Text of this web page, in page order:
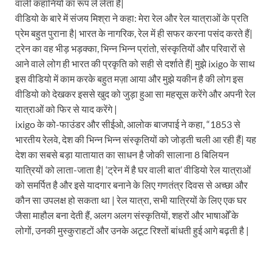
वाली कहानियों का रूप ले लेता है|
वीडियो के बारे में संजय मिश्रा ने कहा: मेरा रेल और रेल यात्राओं के प्रति
प्रेम बहुत पुराना है| भारत के नागरिक, रेल में ही सफर करना पसंद करते हैं|
ट्रेन का वह भीड़ भड़क्का, भिन्न भिन्न प्रांतो, संस्कृतियों और परिवारों से
आने वाले लोग ही भारत की प्रकृति को सही से दर्शाते हैं| मुझे ixigo के साथ
इस वीडियो में काम करके बहुत मज़ा आया और मुझे यकीन है की लोग इस
वीडियो को देखकर इससे खुद को जुड़ा हुआ सा महसूस करेंगे और अपनी रेल
यात्राओं को फिर से याद करेंगे |
ixigo के को-फाउंडर और सीईओ, आलोक बाजपाई ने कहा, “1853 से
भारतीय रेलवे, देश की भिन्न भिन्न संस्कृतियों को जोड़ती चली आ रही हैं| यह
देश का सबसे बड़ा यातायात का साधन है जोकी सालाना 8 बिलियन
यात्रियों को लाता-जाता है| ‘ट्रेन में है घर वाली बात’ वीडियो रेल यात्राओं
को समर्पित है और इसे यादगार बनाने के लिए गणतंत्र दिवस से अच्छा और
कौन सा उपलक्ष हो सकता था | रेल यात्रा, सभी यात्रियों के लिए एक घर
जैसा माहौल बना देती हैं, अलग अलग संस्कृतियों, शहरों और भाषाओँ के
लोगों, उनकी मुस्कुराहटों और उनके अटूट रिश्तों बांधती हुई आगे बढ़ती है |